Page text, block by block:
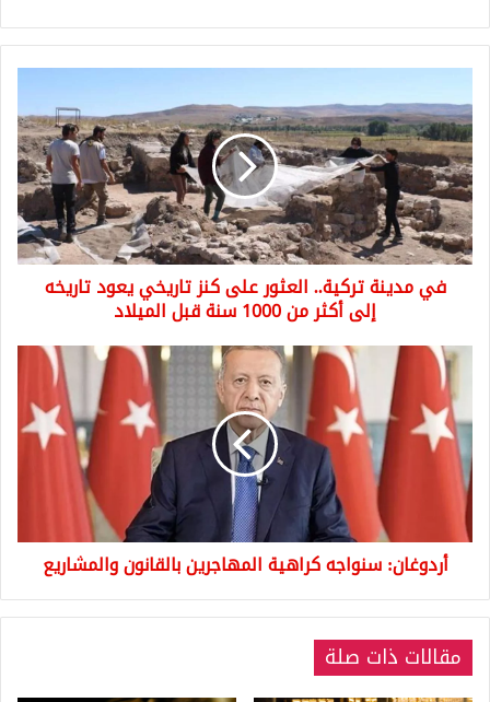
مدينة
تركية..
العثور
على
كنز
تاريخي
يعود
تاريخه
1000
سنة
قبل
الميلاد
في مدينة تركية.. العثور على كنز تاريخي يعود تاريخه
إلى أكثر من 1000 سنة قبل الميلاد
أردوغان:
سنواجه
كراهية
المهاجرين
بالقانون
والمشاريع
أردوغان: سنواجه كراهية المهاجرين بالقانون والمشاريع
مقالات ذات صلة